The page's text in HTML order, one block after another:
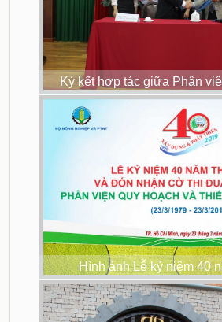
Ký kết hợp tác giữa Phân
Hình ảnh Lễ kỷ niệm 40